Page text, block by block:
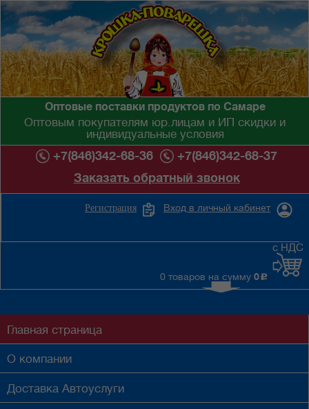
Оптовые поставки продуктов по Самаре
Оптовым покупателям юр.лицам и ИП скидки и
индивидуальные условия
+7(846)342-68-36
+7(846)342-68-37
Заказать обратный звонок
Вход в личный кабинет
Регистрация
0 товаров на сумму 0 c
с НДС
Главная страница
О компании
Доставка Автоуслуги